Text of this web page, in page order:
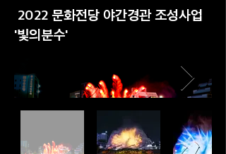
2022 문화전당 야간경관 조성사업
'빛의분수'